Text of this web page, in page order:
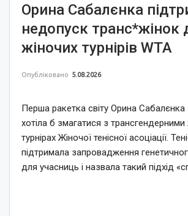
Орина Сабалєнка
недопуск транс*жінок
жіночих турнірів WTA
Опубліковано 5.08.2026
Перша ракетка світу Орина
хотіла б змагатися з трансгендерними
турнірах Жіночої тенісної асоціації.
підтримала запровадження
для учасниць і назвала такий підхід